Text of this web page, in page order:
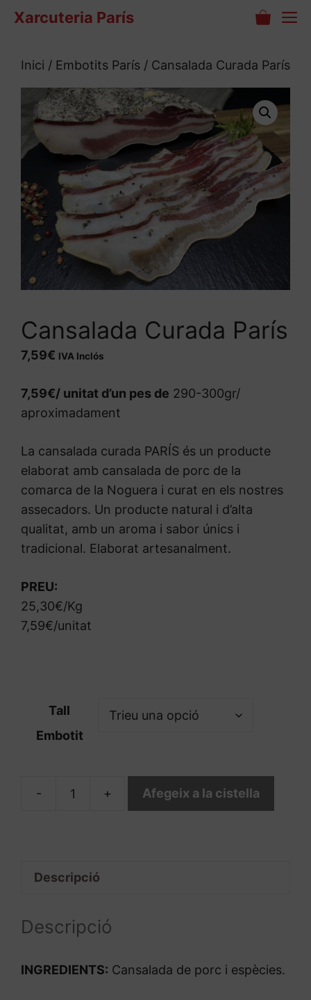
VésXarcuteria París
Inici / Embotits París / Cansalada Curada París
Cansalada Curada París
7,59€ IVA Inclós
7,59€/ unitat d’un pes de 290-300gr/
aproximadament
La cansalada curada PARÍS és un producte
elaborat amb cansalada de porc de la
comarca de la Noguera i curat en els nostres
assecadors. Un producte natural i d’alta
qualitat, amb un aroma i sabor únics i
tradicional. Elaborat artesanalment.
PREU:
25,30€/Kg
7,59€/unitat
Tall
Embotit
-
quantitat
+ Afegeix a la cistella
Descripció
Descripció
INGREDIENTS: Cansalada de porc i espècies.